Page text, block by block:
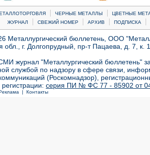
| ЧЕРНЫЕ МЕТАЛЛЫ |
ЦВЕТНЫЕ
ЖУРНАЛ
| СВЕЖИЙ НОМЕР | АРХИВ | ПОДПИСКА |
Металлургический бюллетень, ООО
обл., г. Долгопрудный, пр-т Пацаева, д. 7,
журнал "Металлургический бюллетень"
службой по надзору в сфере связи,
(Роскомнадзор),
серия ПИ № ФС 77 - 85902 от 04
| Контакты